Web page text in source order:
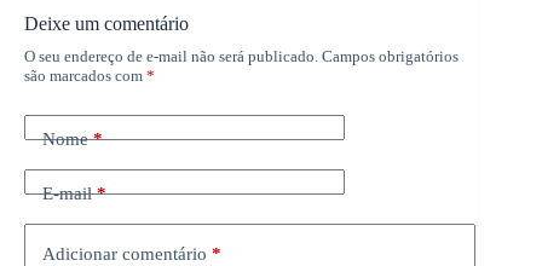
Deixe um comentário
O seu endereço de e-mail não será publicado. Campos obrigatórios
são marcados com *
Nome*
E-mail*
Adicionar comentário *